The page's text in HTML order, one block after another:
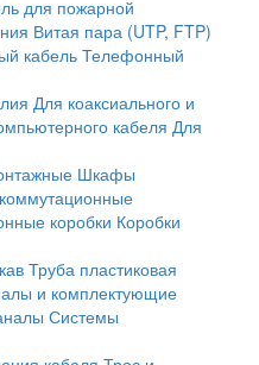
для пожарной
Витая пара (UTP, FTP)
кабель Телефонный
Для коаксиального и
кабеля Для
Шкафы
коробки Коробки
Труба пластиковая
и комплектующие
Системы